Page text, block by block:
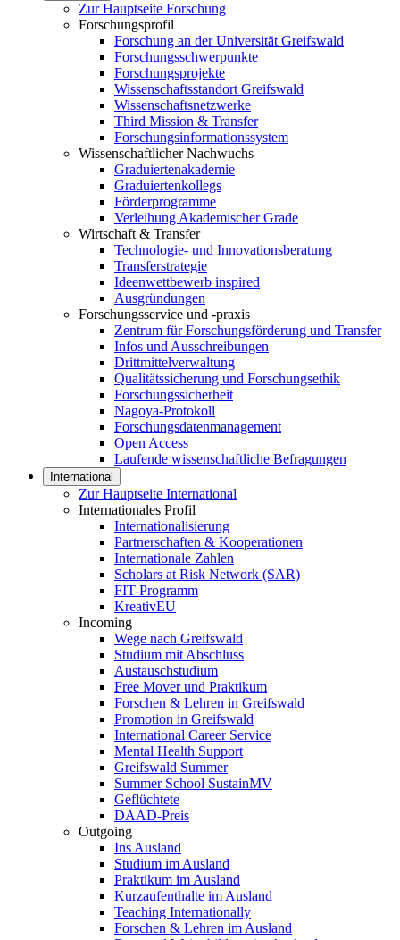
Zur Hauptseite Forschung
Forschungsprofil
Forschung an der Universität Greifswald
Forschungsschwerpunkte
Forschungsprojekte
Wissenschaftsstandort Greifswald
Wissenschaftsnetzwerke
Third Mission & Transfer
Forschungsinformationssystem
Wissenschaftlicher Nachwuchs
Graduiertenakademie
Graduiertenkollegs
Förderprogramme
Verleihung Akademischer Grade
Wirtschaft & Transfer
Technologie- und Innovationsberatung
Transferstrategie
Ideenwettbewerb inspired
Ausgründungen
Forschungsservice und -praxis
Zentrum für Forschungsförderung und Transfer
Infos und Ausschreibungen
Drittmittelverwaltung
Qualitätssicherung und Forschungsethik
Forschungssicherheit
Nagoya-Protokoll
Forschungsdatenmanagement
Open Access
Laufende wissenschaftliche Befragungen
International
Zur Hauptseite International
Internationales Profil
Internationalisierung
Partnerschaften & Kooperationen
Internationale Zahlen
Scholars at Risk Network (SAR)
FIT-Programm
KreativEU
Incoming
Wege nach Greifswald
Studium mit Abschluss
Austauschstudium
Free Mover und Praktikum
Forschen & Lehren in Greifswald
Promotion in Greifswald
International Career Service
Mental Health Support
Greifswald Summer
Summer School SustainMV
Geflüchtete
DAAD-Preis
Outgoing
Ins Ausland
Studium im Ausland
Praktikum im Ausland
Kurzaufenthalte im Ausland
Teaching Internationally
Forschen & Lehren im Ausland